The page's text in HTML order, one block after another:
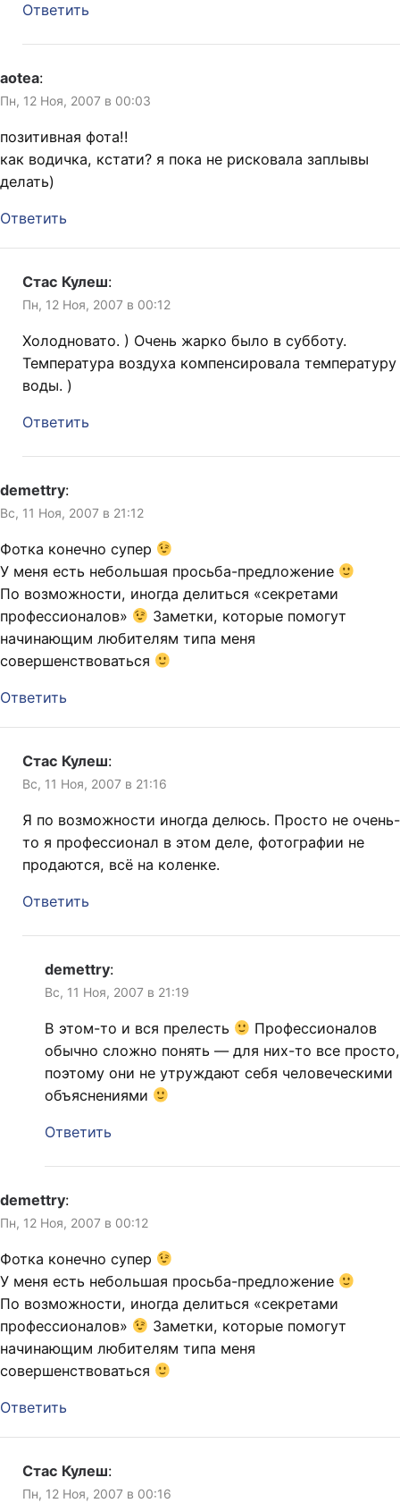
Ответить
aotea:
Пн, 12 Ноя, 2007 в 00:03
позитивная фота!!
как водичка, кстати? я пока не рисковала заплывы
делать)
Ответить
Стас Кулеш:
Пн, 12 Ноя, 2007 в 00:12
Холодновато. ) Очень жарко было в субботу.
Температура воздуха компенсировала температуру
воды. )
Ответить
demettry:
Вс, 11 Ноя, 2007 в 21:12
Фотка конечно супер
У меня есть небольшая просьба-предложение
По возможности, иногда делиться «секретами
профессионалов»
Заметки, которые помогут
начинающим любителям типа меня
совершенствоваться
Ответить
Стас Кулеш:
Вс, 11 Ноя, 2007 в 21:16
Я по возможности иногда делюсь. Просто не очень-
то я профессионал в этом деле, фотографии не
продаются, всё на коленке.
Ответить
demettry:
Вс, 11 Ноя, 2007 в 21:19
В этом-то и вся прелесть
Профессионалов
обычно сложно понять — для них-то все просто,
поэтому они не утруждают себя человеческими
объяснениями
Ответить
demettry:
Пн, 12 Ноя, 2007 в 00:12
Фотка конечно супер
У меня есть небольшая просьба-предложение
По возможности, иногда делиться «секретами
профессионалов»
Заметки, которые помогут
начинающим любителям типа меня
совершенствоваться
Ответить
Стас Кулеш:
Пн, 12 Ноя, 2007 в 00:16